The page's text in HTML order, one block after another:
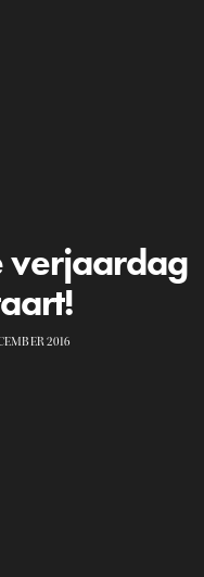
verjaardag
2016